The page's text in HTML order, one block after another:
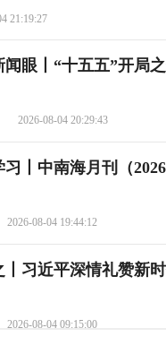
21:19:27
闻眼丨“十五五”开局
2026-08-04 20:29:43
丨中南海月刊（
2026-08-04 19:44:12
丨习近平深情礼赞新
2026-08-04 09:15:00